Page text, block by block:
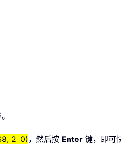
2, 0) ，然后按 Enter 键，即可